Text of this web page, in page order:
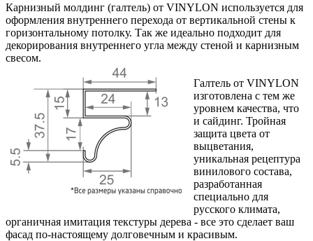
Карнизный молдинг (галтель) от VINYLON используется для
оформления внутреннего перехода от вертикальной стены к
горизонтальному потолку. Так же идеально подходит для
декорирования внутреннего угла между стеной и карнизным
свесом.
Галтель от VINYLON
изготовлена с тем же
уровнем качества, что
и сайдинг. Тройная
защита цвета от
выцветания,
уникальная рецептура
винилового состава,
разработанная
специально для
русского климата,
органичная имитация текстуры дерева - все это сделает ваш
фасад по-настоящему долговечным и красивым.